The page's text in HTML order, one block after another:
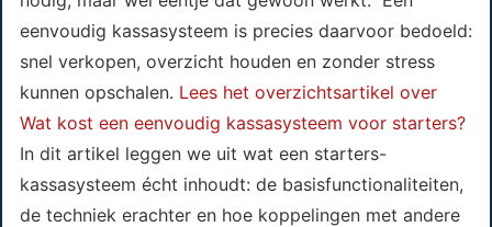
eenvoudig kassasysteem is precies daarvoor bedoeld:
snel verkopen, overzicht houden en zonder stress
kunnen opschalen. Lees het overzichtsartikel over
Wat kost een eenvoudig kassasysteem voor starters?
In dit artikel leggen we uit wat een starters-
kassasysteem écht inhoudt: de basisfunctionaliteiten,
de techniek erachter en hoe koppelingen met andere